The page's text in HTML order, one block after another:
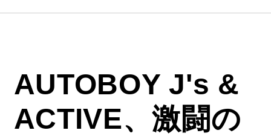
AUTOBOY J's &
ACTIVE、激闘の